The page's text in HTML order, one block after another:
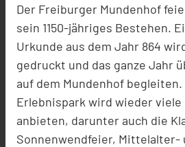
Der Freiburger Mundenhof
sein 1150-jähriges Bestehen.
Urkunde aus dem Jahr 864
gedruckt und das ganze Jahr
auf dem Mundenhof
Erlebnispark wird wieder viele
anbieten, darunter auch die
Sonnenwendfeier, Mittelalter-